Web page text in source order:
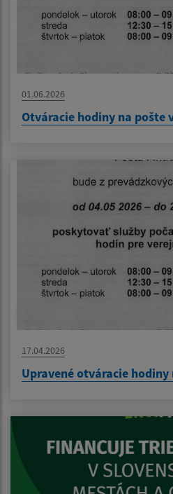
01.06.2026
Otváracie hodiny na pošte
17.04.2026
Upravené otváracie